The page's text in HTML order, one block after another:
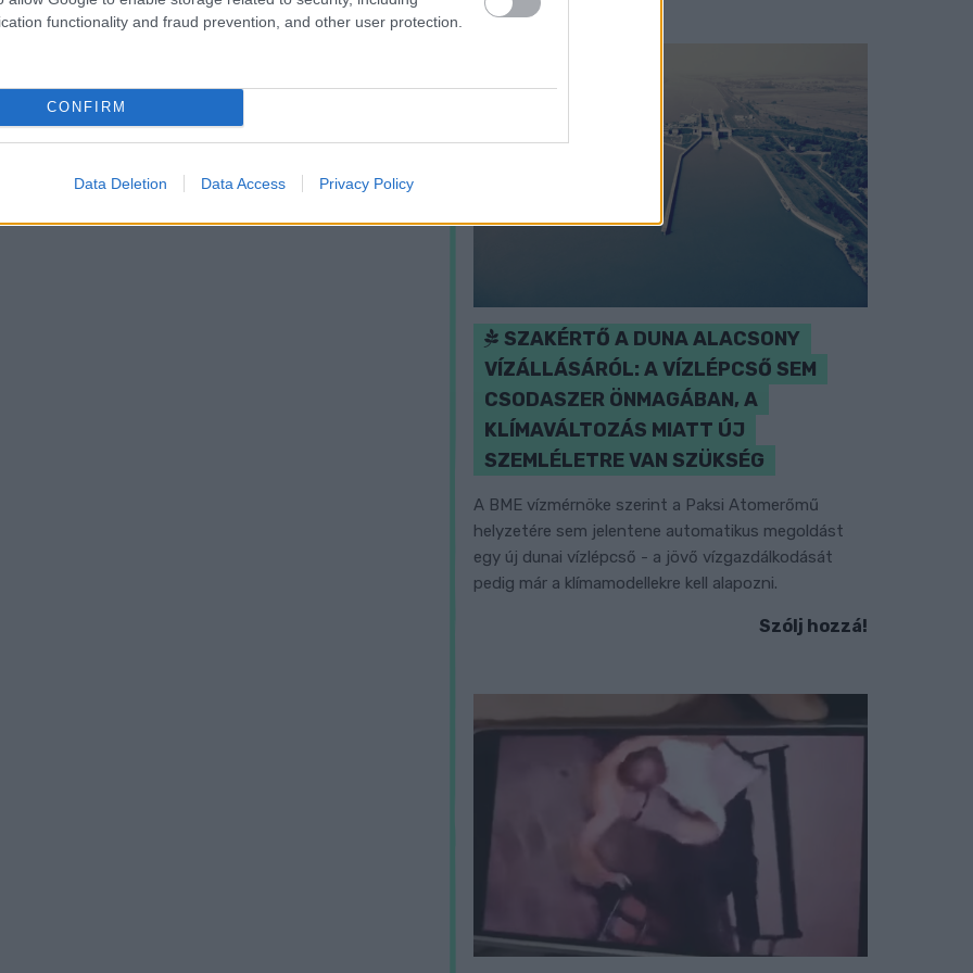
functionality and fraud prevention, and other user protection.
CONFIRM
Data Deletion Data Access Privacy Policy
SZAKÉRTŐ A DUNA ALACSONY
VÍZÁLLÁSÁRÓL: A VÍZLÉPCSŐ SEM
CSODASZER ÖNMAGÁBAN, A
KLÍMAVÁLTOZÁS MIATT ÚJ
SZEMLÉLETRE VAN SZÜKSÉG
A BME vízmérnöke szerint a Paksi Atomerőmű
helyzetére sem jelentene automatikus megoldást
egy új dunai vízlépcső - a jövő vízgazdálkodását
pedig már a klímamodellekre kell alapozni.
Szólj hozzá!